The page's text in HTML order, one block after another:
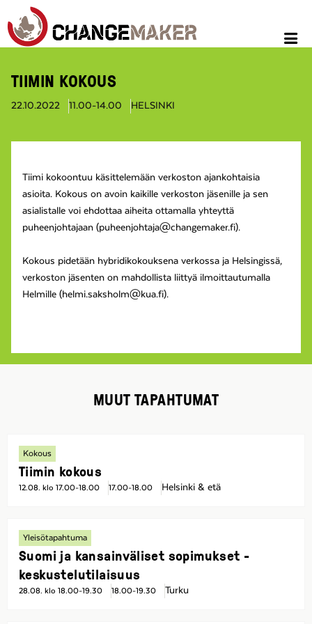
TIIMIN KOKOUS
22.10.2022 11.00-14.00 HELSINKI
Tiimi kokoontuu käsittelemään verkoston ajankohtaisia
asioita. Kokous on avoin kaikille verkoston jäsenille ja sen
asialistalle voi ehdottaa aiheita ottamalla yhteyttä
puheenjohtajaan (puheenjohtaja@changemaker.fi).
Kokous pidetään hybridikokouksena verkossa ja Helsingissä,
verkoston jäsenten on mahdollista liittyä ilmoittautumalla
Helmille (helmi.saksholm@kua.fi).
MUUT TAPAHTUMAT
Kokous
Tiimin kokous
12.08. klo 17.00-18.00 17.00-18.00 Helsinki & etä
Yleisötapahtuma
Suomi ja kansainväliset sopimukset -
keskustelutilaisuus
28.08. klo 18.00-19.30 18.00-19.30 Turku